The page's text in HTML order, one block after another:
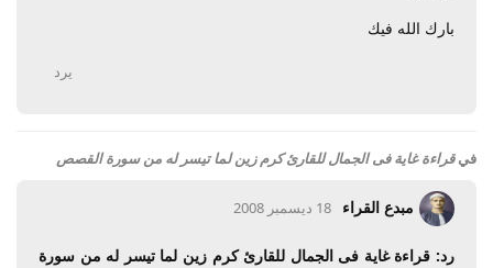
بارك الله فيك
يرد
فيقراءة غاية فى الجمال للقارئ كرم زين لما تيسر له من سورة القصص
مبدع القراء 18 ديسمبر 2008
رد: قراءة غاية فى الجمال للقارئ كرم زين لما تيسر له من سورة